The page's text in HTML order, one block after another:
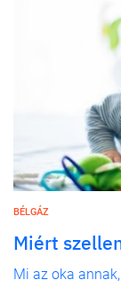
BÉLGÁZ
Miért
Mi az oka